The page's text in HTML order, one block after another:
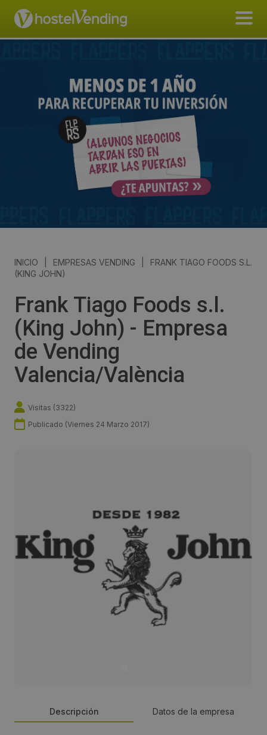
INICIO EMPRESAS VENDING
FRANK TIAGO FOODS S.L.
(KING JOHN)
Frank Tiago Foods s.l.
(King John) - Empresa
de Vending
Valencia/València
Visitas (3322)
Publicado (Viernes 24 Marzo 2017)
Descripción Datos de la empresa